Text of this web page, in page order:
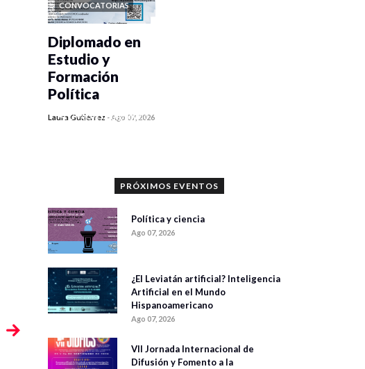
CONVOCATORIAS
0 veces compartido
Diplomado en
Estudio y
Formación
Política
Laura Gutiérrez -Ago 07, 2026
PRÓXIMOS EVENTOS
Política y ciencia
Ago 07, 2026
¿El Leviatán artificial? Inteligencia
Artificial en el Mundo
Hispanoamericano
Ago 07, 2026
VII Jornada Internacional de
Difusión y Fomento a la